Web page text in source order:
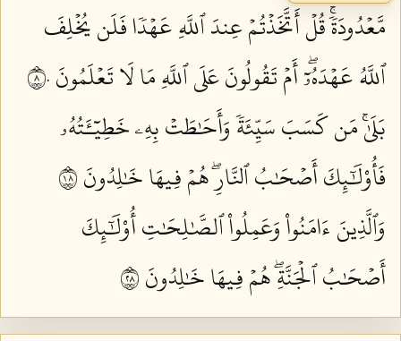
مَّعۡدُودَةٗۚ قُلۡ أَتَّخَذۡتُمۡ عِندَ ٱللَّهِ عَهۡدٗا فَلَن يُخۡلِفَ
ٱللَّهُ عَهۡدَهُۥٓۖ أَمۡ تَقُولُونَ عَلَى ٱللَّهِ مَا لَا تَعۡلَمُونَ ٨٠
بَلَىٰۚ مَن كَسَبَ سَيِّئَةٗ وَأَحَٰطَتۡ بِهِۦ خَطِيٓـَٔتُهُۥ
فَأُوْلَٰٓئِكَ أَصۡحَٰبُ ٱلنَّارِۖ هُمۡ فِيهَا خَٰلِدُونَ ٨١
وَٱلَّذِينَ ءَامَنُواْ وَعَمِلُواْ ٱلصَّٰلِحَٰتِ أُوْلَٰٓئِكَ
أَصۡحَٰبُ ٱلۡجَنَّةِۖ هُمۡ فِيهَا خَٰلِدُونَ ٨٢